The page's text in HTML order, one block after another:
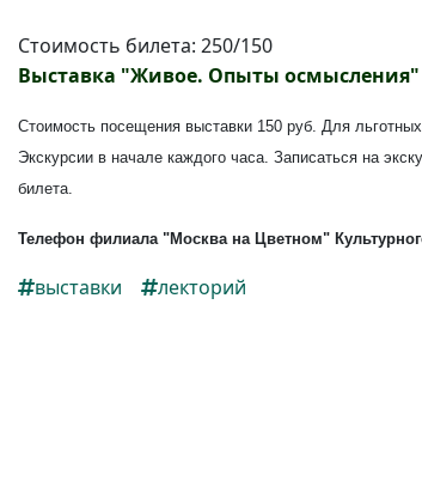
Стоимость билета: 250/150
Выставка "Живое. Опыты осмысления"
Стоимость посещения выставки 150 руб. Для
Экскурсии в начале каждого часа. Записаться на
билета.
Телефон филиала "Москва на Цветном"
выставки лекторий